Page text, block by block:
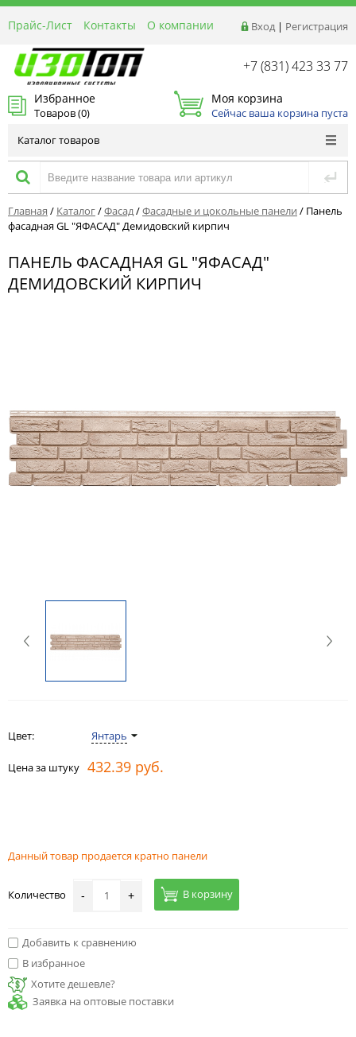
Вход | Регистрация
Прайс-Лист Контакты
О компании
Реквизиты
Доставка
Акции и Распродажи
Оптовым покупателям
+7 (831) 423 33 77
Избранное
Товаров (0)
Моя корзина
Сейчас ваша корзина пуста
Каталог товаров
Главная / Каталог/Фасад/Фасадные и цокольные панели / Панель
фасадная GL "ЯФАСАД" Демидовский кирпич
ПАНЕЛЬ ФАСАДНАЯ GL "ЯФАСАД"
ДЕМИДОВСКИЙ КИРПИЧ
Цвет: Янтарь
Цена за штуку 432.39 руб.
Данный товар продается кратно панели
Количество - + В корзину
Добавить к сравнению
В избранное
Хотите дешевле?
Заявка на оптовые поставки